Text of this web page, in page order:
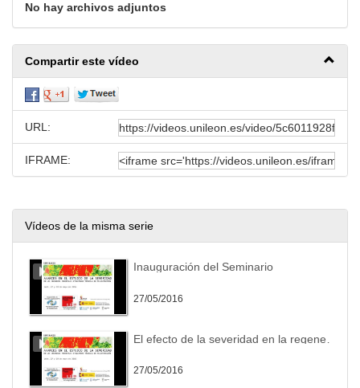
No hay archivos adjuntos
Compartir este vídeo
URL:
IFRAME:
Vídeos de la misma serie
Inauguración del Seminario
27/05/2016
27/05/2016